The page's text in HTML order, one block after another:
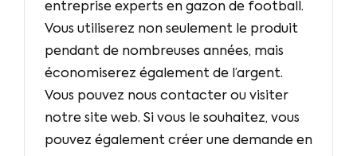
entreprise experts en gazon de football.
Vous utiliserez non seulement le produit
pendant de nombreuses années, mais
économiserez également de l’argent.
Vous pouvez nous contacter ou visiter
notre site web. Si vous le souhaitez, vous
pouvez également créer une demande en